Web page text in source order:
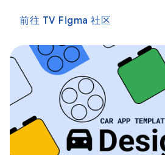
前往 TV Figma 社区